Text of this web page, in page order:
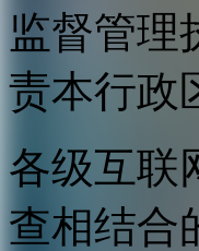
监督管理
责本行政
各级互联
查相结合